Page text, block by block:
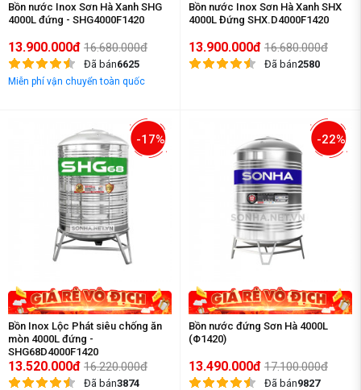
Bồn nước Inox Sơn Hà Xanh SHG
4000L đứng - SHG4000F1420
13.900.000đ 16.680.000đ
Đã bán6625
Miễn phí vận chuyển toàn quốc
Bồn nước Inox Sơn Hà Xanh SHX
4000L Đứng SHX.D4000F1420
13.900.000đ 16.680.000đ
Đã bán2580
-17%
Bồn Inox Lộc Phát siêu chống ăn
mòn 4000L đứng -
SHG68D4000F1420
13.520.000đ 16.220.000đ
Đã bán3874
-22%
Bồn nước đứng Sơn Hà 4000L
(Φ1420)
13.490.000đ 17.100.000đ
Đã bán9827